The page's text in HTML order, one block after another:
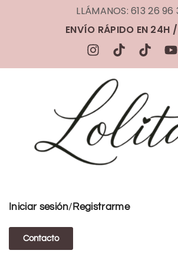
LLÁMANOS: 613 26 96
ENVÍO RÁPIDO EN 24H
Iniciar sesión/ Registrarme
Contacto